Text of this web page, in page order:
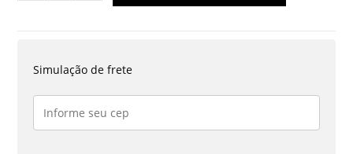
OU
REDONDO
Simulação de frete